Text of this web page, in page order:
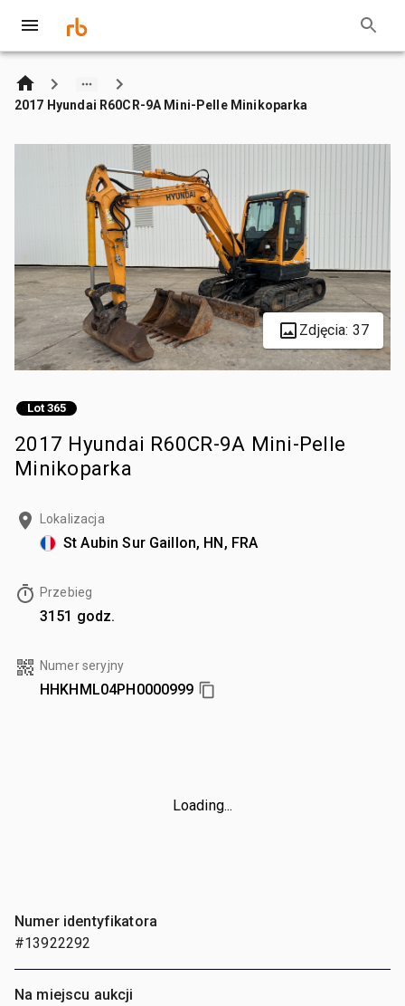
2017 Hyundai R60CR-9A Mini-Pelle Minikoparka
Zdjęcia: 37
Lot 365
2017 Hyundai R60CR-9A Mini-Pelle
Minikoparka
Lokalizacja
St Aubin Sur Gaillon, HN, FRA
Przebieg
3151 godz.
Numer seryjny
HHKHML04PH0000999
Loading...
Numer identyfikatora
#13922292
Na miejscu aukcji